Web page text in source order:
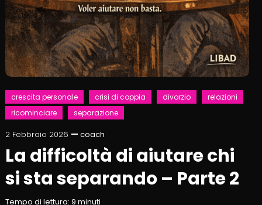
crescita personale crisi di coppia divorzio
relazioni
ricominciare
separazione
2 Febbraio 2026 coach
La difficoltà di aiutare chi
si sta separando – Parte 2
Tempo di lettura: 9 minuti